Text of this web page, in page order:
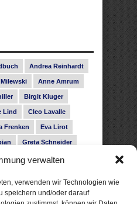
verwalten
verwenden wir Technologien wie
speichern und/oder darauf
Andrea Reinhardt
Anne Amrum
Birgit Kluger
Lind Cleo Lavalle
Frenken Eva Lirot
Greta Schneider
Holmgren
Ciseau